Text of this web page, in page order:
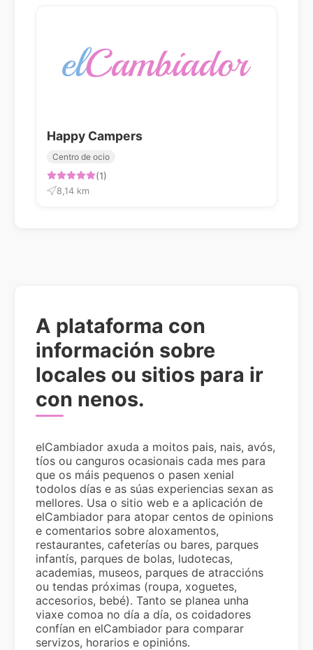
Happy Campers
Centro de ocio
(1)
8,14 km
A plataforma con
información sobre
locales ou sitios para ir
con nenos.
elCambiador axuda a moitos pais, nais, avós,
tíos ou canguros ocasionais cada mes para
que os máis pequenos o pasen xenial
todolos días e as súas experiencias sexan as
mellores. Usa o sitio web e a aplicación de
elCambiador para atopar centos de opinions
e comentarios sobre aloxamentos,
restaurantes, cafeterías ou bares, parques
infantís, parques de bolas, ludotecas,
academias, museos, parques de atraccións
ou tendas próximas (roupa, xoguetes,
accesorios, bebé). Tanto se planea unha
viaxe comoa no día a día, os coidadores
confían en elCambiador para comparar
servizos, horarios e opinións.